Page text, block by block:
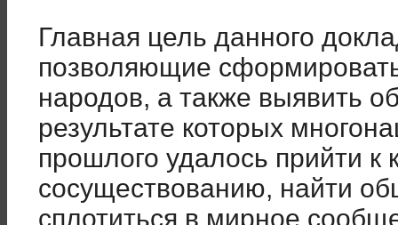
Главная цель данного
позволяющие
народов, а также выявить
результате которых
прошлого удалось прийти к
сосуществованию, найти
сплотиться в мирное